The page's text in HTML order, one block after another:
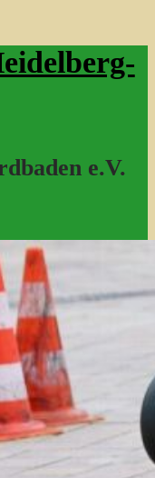
e.V.